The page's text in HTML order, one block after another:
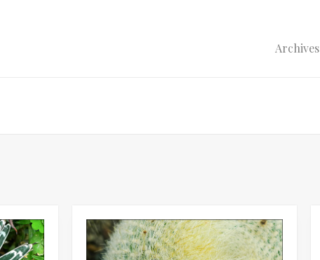
Archives